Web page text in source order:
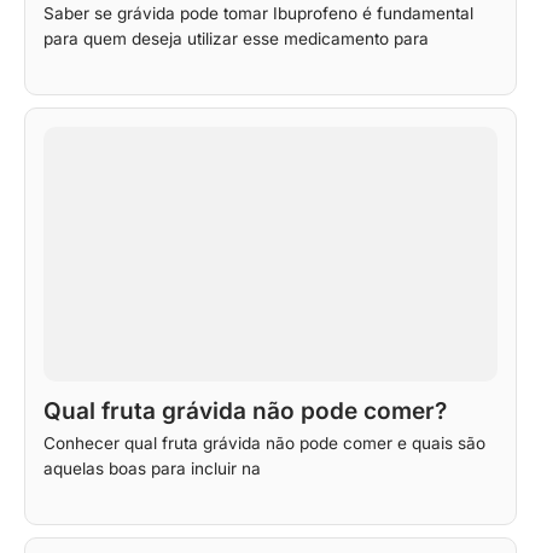
Saber se grávida pode tomar Ibuprofeno é fundamental
para quem deseja utilizar esse medicamento para
Qual fruta grávida não pode comer?
Conhecer qual fruta grávida não pode comer e quais são
aquelas boas para incluir na